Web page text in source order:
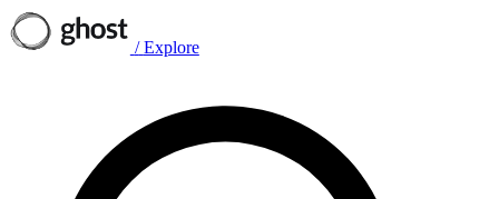
/ Explore